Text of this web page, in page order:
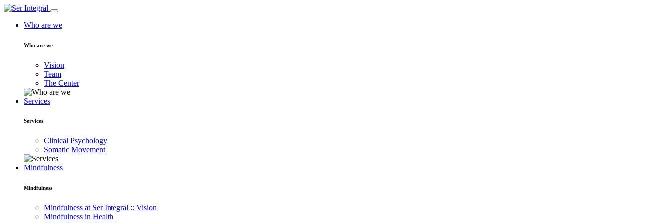
Who are we
Who are we
Vision
Team
The Center
Services
Services
Clinical Psychology
Somatic Movement
Mindfulness
Mindfulness
Mindfulness at Ser Integral :: Vision
Mindfulness in Health